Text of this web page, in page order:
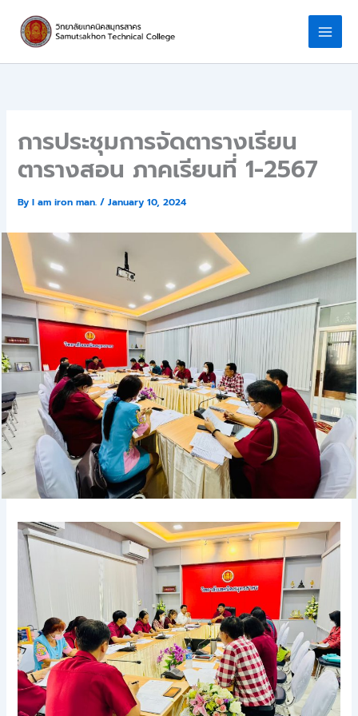
content
การประชุมการจัดตารางเรียน
ตารางสอน ภาคเรียนที่ 1-2567
ByI am iron man./January 10, 2024